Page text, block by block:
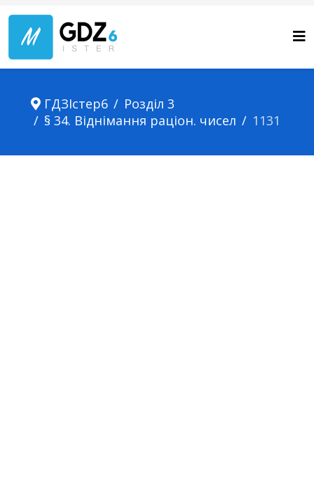
ГДЗІстер6
Розділ 3
§ 34. Віднімання раціон. чисел
1131